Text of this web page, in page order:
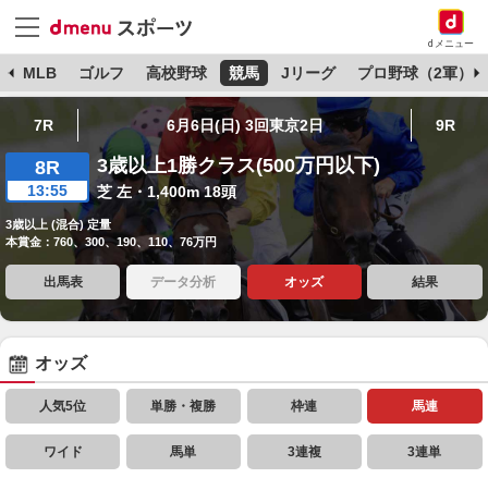
dメニュー
MLB ゴルフ 高校野球 競馬 Jリーグ プロ野球（2軍）
7R 6月6日(日) 3回東京2日 9R
8R
13:55
3歳以上1勝クラス(500万円以下)
芝 左・1,400m 18頭
3歳以上 (混合) 定量
本賞金：760、300、190、110、76万円
出馬表 データ分析 オッズ 結果
オッズ
人気5位 単勝・複勝 枠連 馬連
ワイド 馬単 3連複 3連単